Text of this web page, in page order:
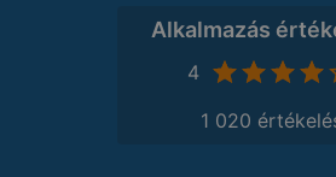
Alkalmazás
4
1 020